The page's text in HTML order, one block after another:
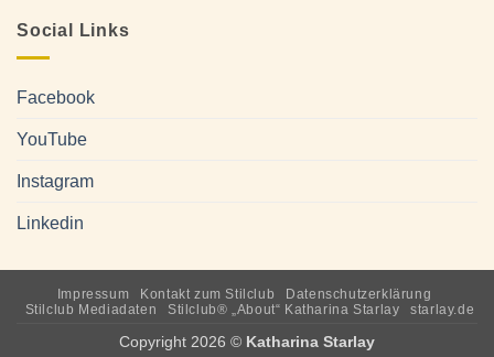
Social Links
Facebook
YouTube
Instagram
Linkedin
Impressum Kontakt zum Stilclub
Datenschutzerklärung
Stilclub Mediadaten
Stilclub® „About“ Katharina Starlay starlay.de
Copyright 2026 © Katharina Starlay